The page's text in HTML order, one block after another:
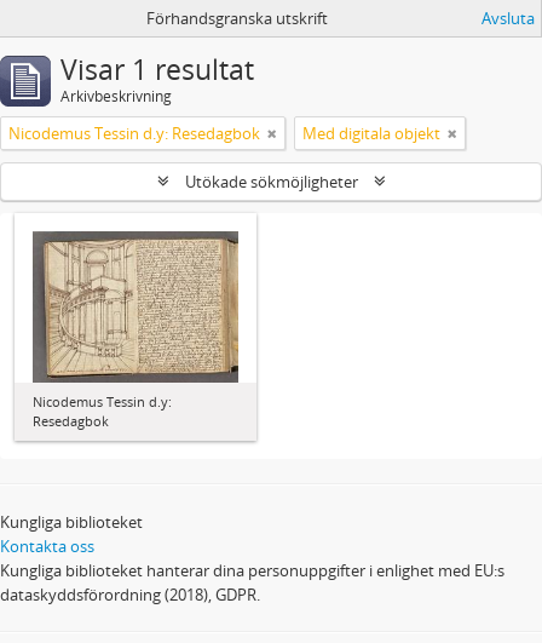
Förhandsgranska utskrift Avsluta
Visar 1 resultat
Arkivbeskrivning
Nicodemus Tessin d.y: Resedagbok Med digitala objekt
Utökade sökmöjligheter
Nicodemus Tessin d.y:
Resedagbok
Kungliga biblioteket
Kontakta oss
Kungliga biblioteket hanterar dina personuppgifter i enlighet med EU:s
dataskyddsförordning (2018), GDPR.